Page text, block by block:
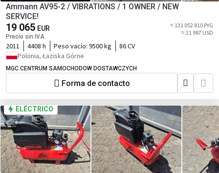
Ammann AV95-2 / VIBRATIONS / 1 OWNER / NEW
SERVICE!
19 065 EUR
Precio sin IVA
≈ 131 052 810 PYG
≈ 21 987 USD
2011 4408 h Peso vacío: 9500 kg
86 CV
Polonia, Łaziska Górne
MGC CENTRUM SAMOCHODOW DOSTAWCZYCH
Forma de contacto
ELÉCTRICO